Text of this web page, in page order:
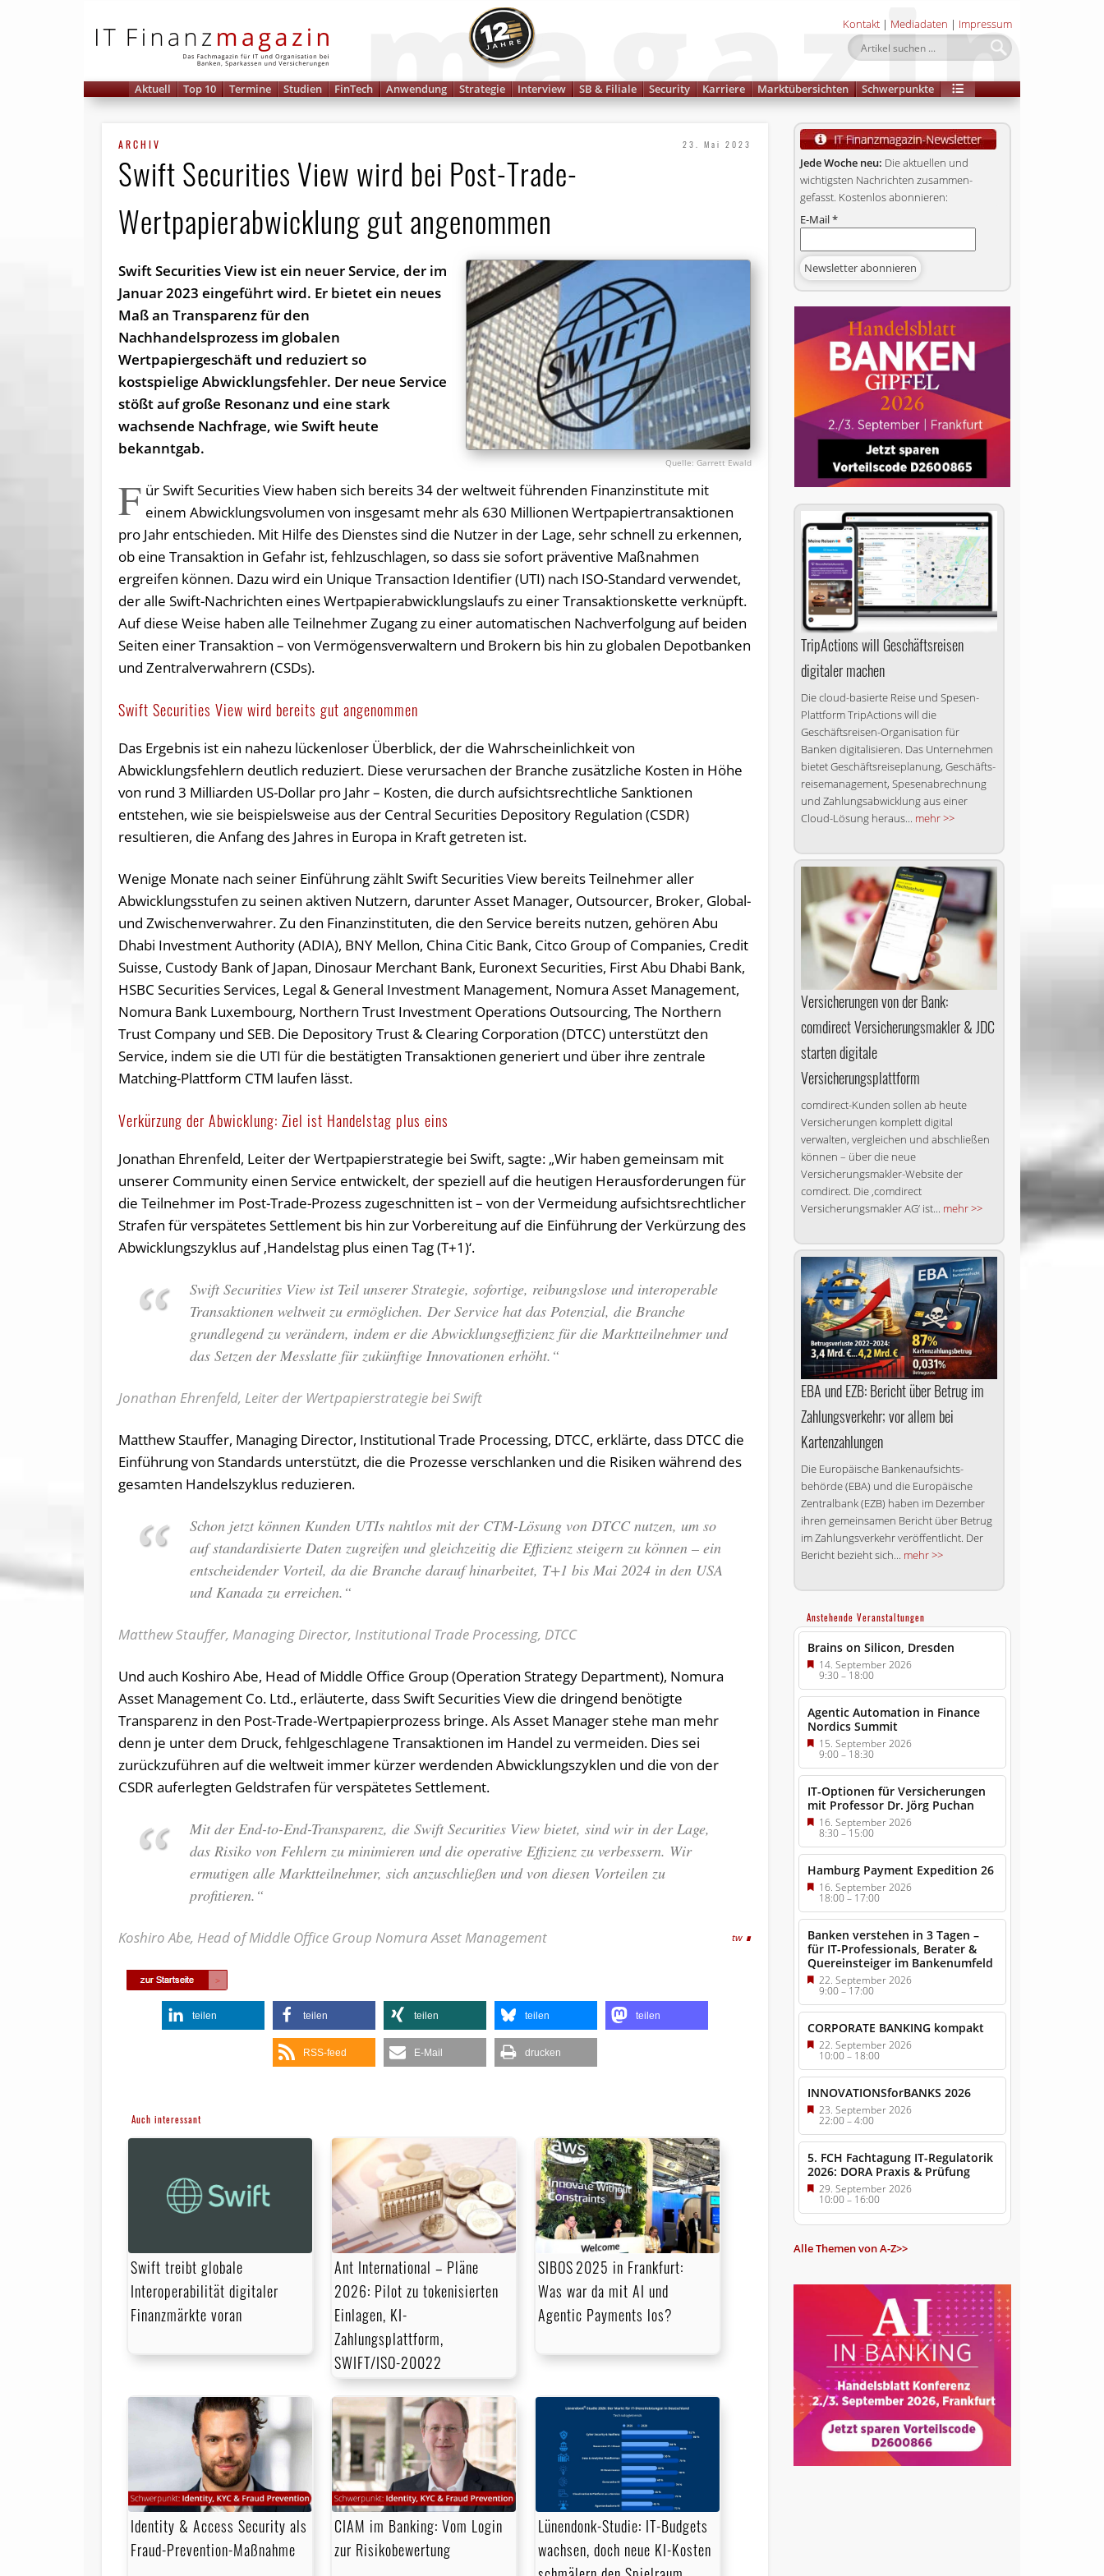
Kontakt | Mediadaten | Impressum
Aktuell Top 10 Termine Studien FinTech Anwendung Strategie Interview SB & Filiale Security Karriere Marktübersichten Schwerpunkte
ARCHIV 23. Mai 2023
Swift Securities View wird bei Post-Trade-
Wertpapierabwicklung gut angenommen
Garrett Ewald
Swift Securities View ist ein neuer Service, der im
Januar 2023 eingeführt wird. Er bietet ein neues
Maß an Transparenz für den
Nachhandelsprozess im globalen
Wertpapiergeschäft und reduziert so
kostspielige Abwicklungsfehler. Der neue Service
stößt auf große Resonanz und eine stark
wachsende Nachfrage, wie Swift heute
bekanntgab.
F ür Swift Securities View haben sich bereits 34 der weltweit führenden Finanzinstitute mit
einem Abwicklungsvolumen von insgesamt mehr als 630 Millionen Wertpapiertransaktionen
pro Jahr entschieden. Mit Hilfe des Dienstes sind die Nutzer in der Lage, sehr schnell zu erkennen,
ob eine Transaktion in Gefahr ist, fehlzuschlagen, so dass sie sofort präventive Maßnahmen
ergreifen können. Dazu wird ein Unique Transaction Identifier (UTI) nach ISO-Standard verwendet,
der alle Swift-Nachrichten eines Wertpapierabwicklungslaufs zu einer Transaktionskette verknüpft.
Auf diese Weise haben alle Teilnehmer Zugang zu einer automatischen Nachverfolgung auf beiden
Seiten einer Transaktion – von Vermögensverwaltern und Brokern bis hin zu globalen Depotbanken
und Zentralverwahrern (CSDs).
Swift Securities View wird bereits gut angenommen
Das Ergebnis ist ein nahezu lückenloser Überblick, der die Wahrscheinlichkeit von
Abwicklungsfehlern deutlich reduziert. Diese verursachen der Branche zusätzliche Kosten in Höhe
von rund 3 Milliarden US-Dollar pro Jahr – Kosten, die durch aufsichtsrechtliche Sanktionen
entstehen, wie sie beispielsweise aus der Central Securities Depository Regulation (CSDR)
resultieren, die Anfang des Jahres in Europa in Kraft getreten ist.
Wenige Monate nach seiner Einführung zählt Swift Securities View bereits Teilnehmer aller
Abwicklungsstufen zu seinen aktiven Nutzern, darunter Asset Manager, Outsourcer, Broker, Global-
und Zwischenverwahrer. Zu den Finanzinstituten, die den Service bereits nutzen, gehören Abu
Dhabi Investment Authority (ADIA), BNY Mellon, China Citic Bank, Citco Group of Companies, Credit
Suisse, Custody Bank of Japan, Dinosaur Merchant Bank, Euronext Securities, First Abu Dhabi Bank,
HSBC Securities Services, Legal & General Investment Management, Nomura Asset Management,
Nomura Bank Luxembourg, Northern Trust Investment Operations Outsourcing, The Northern
Trust Company und SEB. Die Depository Trust & Clearing Corporation (DTCC) unterstützt den
Service, indem sie die UTI für die bestätigten Transaktionen generiert und über ihre zentrale
Matching-Plattform CTM laufen lässt.
Verkürzung der Abwicklung: Ziel ist Handelstag plus eins
Jonathan Ehrenfeld, Leiter der Wertpapierstrategie bei Swift, sagte: „Wir haben gemeinsam mit
unserer Community einen Service entwickelt, der speziell auf die heutigen Herausforderungen für
die Teilnehmer im Post-Trade-Prozess zugeschnitten ist – von der Vermeidung aufsichtsrechtlicher
Strafen für verspätetes Settlement bis hin zur Vorbereitung auf die Einführung der Verkürzung des
Abwicklungszyklus auf ‚Handelstag plus einen Tag (T+1)‘.
Swift Securities View ist Teil unserer Strategie, sofortige, reibungslose und interoperable
Transaktionen weltweit zu ermöglichen. Der Service hat das Potenzial, die Branche
grundlegend zu verändern, indem er die Abwicklungseffizienz für die Marktteilnehmer und
das Setzen der Messlatte für zukünftige Innovationen erhöht.“
Jonathan Ehrenfeld, Leiter der Wertpapierstrategie bei Swift
Matthew Stauffer, Managing Director, Institutional Trade Processing, DTCC, erklärte, dass DTCC die
Einführung von Standards unterstützt, die die Prozesse verschlanken und die Risiken während des
gesamten Handelszyklus reduzieren.
Schon jetzt können Kunden UTIs nahtlos mit der CTM-Lösung von DTCC nutzen, um so
auf standardisierte Daten zugreifen und gleichzeitig die Effizienz steigern zu können – ein
entscheidender Vorteil, da die Branche darauf hinarbeitet, T+1 bis Mai 2024 in den USA
und Kanada zu erreichen.“
Matthew Stauffer, Managing Director, Institutional Trade Processing, DTCC
Und auch Koshiro Abe, Head of Middle Office Group (Operation Strategy Department), Nomura
Asset Management Co. Ltd., erläuterte, dass Swift Securities View die dringend benötigte
Transparenz in den Post-Trade-Wertpapierprozess bringe. Als Asset Manager stehe man mehr
denn je unter dem Druck, fehlgeschlagene Transaktionen im Handel zu vermeiden. Dies sei
zurückzuführen auf die weltweit immer kürzer werdenden Abwicklungszyklen und die von der
CSDR auferlegten Geldstrafen für verspätetes Settlement.
Mit der End-to-End-Transparenz, die Swift Securities View bietet, sind wir in der Lage,
das Risiko von Fehlern zu minimieren und die operative Effizienz zu verbessern. Wir
ermutigen alle Marktteilnehmer, sich anzuschließen und von diesen Vorteilen zu
profitieren.“
Koshiro Abe, Head of Middle Office Group Nomura Asset Management tw
teilen teilen teilen teilen teilen
RSS-feed E-Mail drucken
Auch interessant
Swift treibt globale
Interoperabilität digitaler
Finanzmärkte voran
Ant International – Pläne
2026: Pilot zu tokenisierten
Einlagen, KI-
Zahlungsplattform,
SWIFT/ISO-20022
SIBOS 2025 in Frankfurt:
Was war da mit AI und
Agentic Payments los?
Identity & Access Security als
Fraud-Prevention-Maßnahme
CIAM im Banking: Vom Login
zur Risikobewertung
Lünendonk-Studie: IT-Budgets
wachsen, doch neue KI-Kosten
Jede Woche neu: Die aktuellen und
wichtigsten Nachrichten zusammen­
gefasst. Kostenlos abonnieren:
E-Mail*
TripActions will Geschäftsreisen
digitaler machen
Die cloud-basierte Reise und Spesen-
Plattform TripActions will die
Geschäftsreisen-Organisation für
Banken digitalisieren. Das Unternehmen
bietet Geschäftsreiseplanung, Ge­schäfts­
rei­se­ma­nage­ment, Spesenabrechnung
und Zahlungsabwicklung aus einer
Cloud-Lösung heraus... mehr >>
Versicherungen von der Bank:
comdirect Versicherungs­makler & JDC
starten digitale
Versicherungsplattform
comdirect-Kunden sollen ab heute
Versicherungen komplett digital
verwalten, vergleichen und abschließen
können – über die neue
Versicherungsmakler-Website der
comdirect. Die ‚comdirect
Versicherungsmakler AG‘ ist... mehr >>
EBA und EZB: Bericht über Betrug im
Zahlungsverkehr; vor allem bei
Kartenzahlungen
Die Europäische Banken­aufsichts­
behörde (EBA) und die Europäische
Zentralbank (EZB) haben im Dezember
ihren gemeinsamen Bericht über Betrug
im Zahlungsverkehr veröffentlicht. Der
Bericht bezieht sich... mehr >>
Anstehende Veranstaltungen
Brains on Silicon, Dresden
14. September 2026
9:30–18:00
Agentic Automation in Finance
Nordics Summit
15. September 2026
9:00–18:30
IT-Optionen für Versicherungen
mit Professor Dr. Jörg Puchan
16. September 2026
8:30–15:00
Hamburg Payment Expedition 26
16. September 2026
18:00– 17:00
Banken verstehen in 3 Tagen –
für IT-Professionals, Berater &
Quereinsteiger im Bankenumfeld
22. September 2026
9:00–17:00
CORPORATE BANKING kompakt
22. September 2026
10:00– 18:00
INNOVATIONSforBANKS 2026
23. September 2026
22:00–4:00
5. FCH Fachtagung IT-Regulatorik
2026: DORA Praxis & Prüfung
29. September 2026
10:00– 16:00
Alle Themen von A-Z>>